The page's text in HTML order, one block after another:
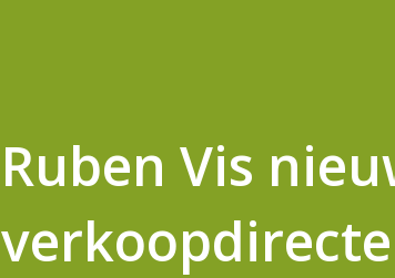
Ruben Vis